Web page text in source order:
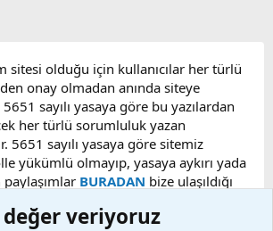
sitesi olduğu için kullanıcılar her türlü
onay olmadan anında siteye
sayılı yasaya göre bu yazılardan
her türlü sorumluluk yazan
5651 sayılı yasaya göre sitemiz
yükümlü olmayıp, yasaya aykırı yada
BURADAN bize ulaşıldığı
Bulunan Videolar YouTube,
veriyoruz